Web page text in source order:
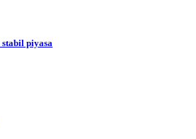
stabil piyasa